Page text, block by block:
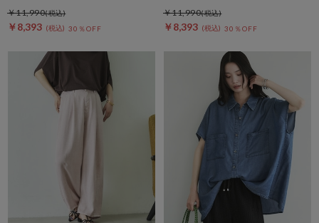
￥8,393 30％OFF
￥11,990
￥8,393 30％OFF
￥11,990